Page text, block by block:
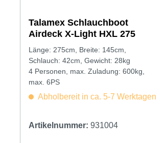
Talamex Schlauchboot
Airdeck X-Light HXL 275
Länge: 275cm, Breite: 145cm,
Schlauch: 42cm, Gewicht: 28kg
4 Personen, max. Zuladung: 600kg,
max. 6PS
Abholbereit in ca. 5-7 Werktagen
Artikelnummer: 931004